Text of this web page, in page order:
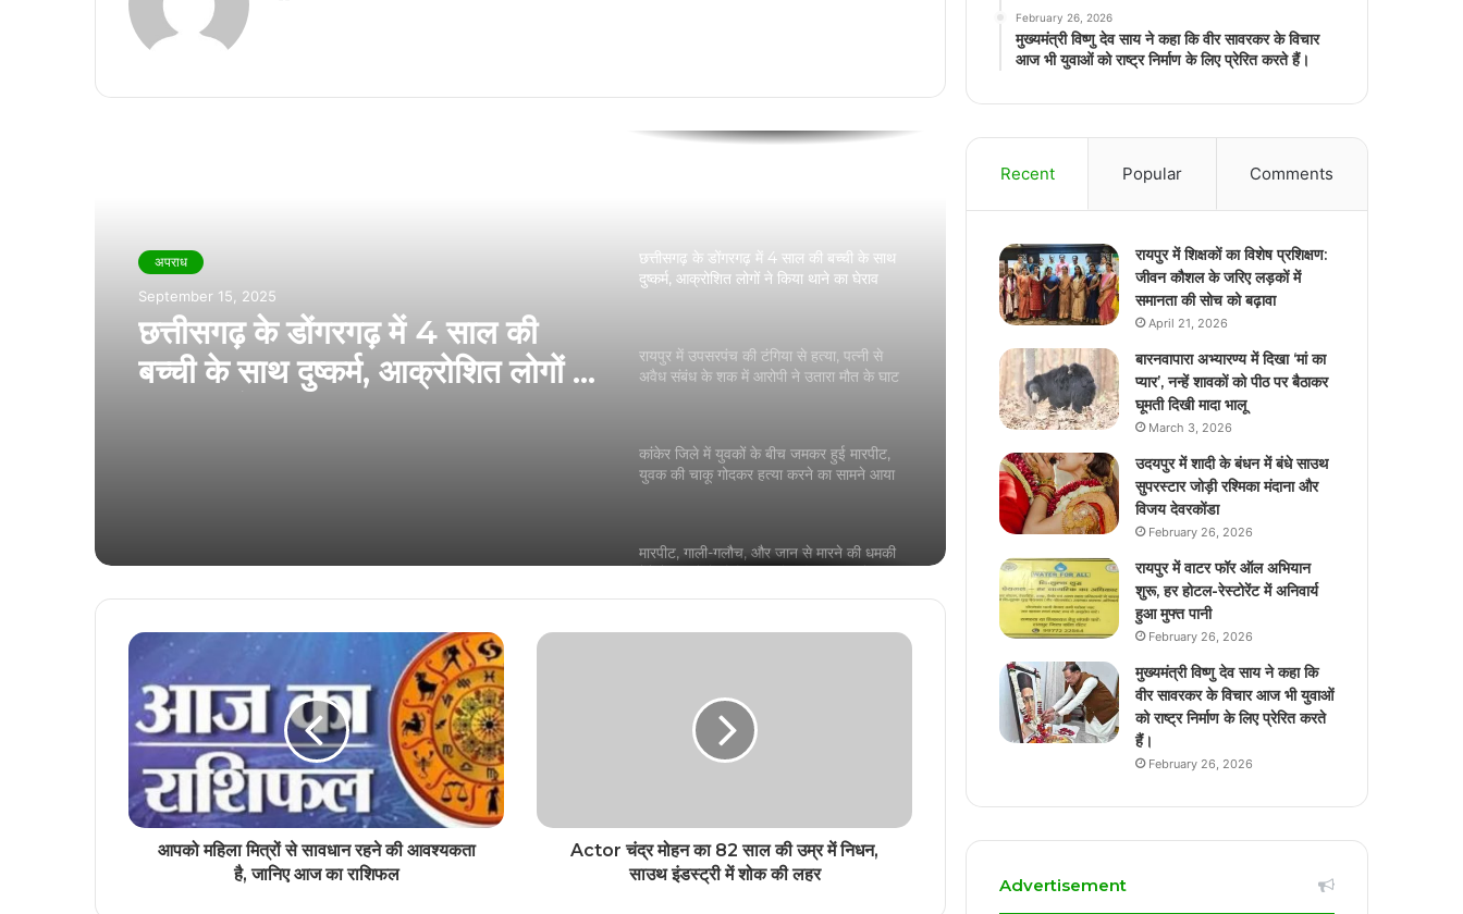
अपराध
September 15, 2025
छत्तीसगढ़ के डोंगरगढ़ में 4 साल की
बच्ची के साथ दुष्कर्म, आक्रोशित लोगों ने
छत्तीसगढ़ के डोंगरगढ़ में 4 साल की बच्ची के साथ
दुष्कर्म, आक्रोशित लोगों ने किया थाने का घेराव
रायपुर में उपसरपंच की टंगिया से हत्या, पत्नी से
अवैध संबंध के शक में आरोपी ने उतारा मौत के घाट
कांकेर जिले में युवकों के बीच जमकर हुई मारपीट,
युवक की चाकू गोदकर हत्या करने का सामने आया
मारपीट, गाली-गलौच, और जान से मारने की धमकी
साहू गिरफ्तार, मुचलके पर हुए रिहा
मेकाहारा में पत्रकारों से मारपीट करने बाउंसर्स का
रायपुर में 10 साल की मासूम से दरिंदगी
आपको महिला मित्रों से सावधान रहने की आवश्यकता
है, जानिए आज का राशिफल
Actor चंद्र मोहन का 82 साल की उम्र में निधन,
साउथ इंडस्ट्री में शोक की लहर
February 26, 2026
मुख्यमंत्री विष्णु देव साय ने कहा कि वीर सावरकर के विचार
आज भी युवाओं को राष्ट्र निर्माण के लिए प्रेरित करते हैं।
Recent Popular Comments
रायपुर में शिक्षकों का विशेष प्रशिक्षण:
जीवन कौशल के जरिए लड़कों में
समानता की सोच को बढ़ावा
April 21, 2026
बारनवापारा अभ्यारण्य में दिखा ‘मां का
प्यार’, नन्हें शावकों को पीठ पर बैठाकर
घूमती दिखी मादा भालू
March 3, 2026
उदयपुर में शादी के बंधन में बंधे साउथ
सुपरस्टार जोड़ी रश्मिका मंदाना और
विजय देवरकोंडा
February 26, 2026
रायपुर में वाटर फॉर ऑल अभियान
शुरू, हर होटल-रेस्टोरेंट में अनिवार्य
हुआ मुफ्त पानी
February 26, 2026
मुख्यमंत्री विष्णु देव साय ने कहा कि
वीर सावरकर के विचार आज भी युवाओं
को राष्ट्र निर्माण के लिए प्रेरित करते
हैं।
February 26, 2026
Advertisement